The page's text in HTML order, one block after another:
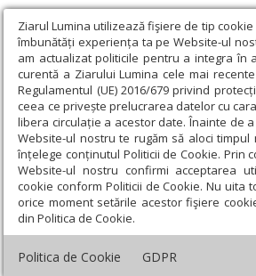
Ziarul Lumina utilizează fişiere de tip
îmbunătăți experiența ta pe Website-ul
am actualizat politicile pentru a integra în
curentă a Ziarului Lumina cele mai
Regulamentul (UE) 2016/679 privind
ceea ce privește prelucrarea datelor cu
libera circulație a acestor date. Înainte de
Website-ul nostru te rugăm să aloci
înțelege conținutul Politicii de Cookie. Prin
Website-ul nostru confirmi acceptarea
cookie conform Politicii de Cookie. Nu uita
orice moment setările acestor fişiere
din Politica de Cookie.
Politica de Cookie GDPR
Ziarul Lumina › Filantropie › Campania
revenit într-o localitate prahoveană
Campania „Sănătate
într-o localitate prahoveană